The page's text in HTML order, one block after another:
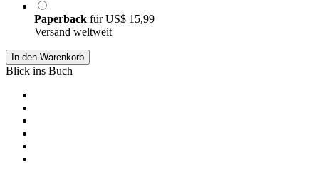
Paperback fürUS$ 15,99
Versand weltweit
In den Warenkorb
Blick ins Buch